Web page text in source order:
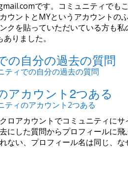
です。コミュニティでも
ウントとMYというアカウントの
クを貼っていただいている方も
りました。
の自分の過去の質問
ティでの自分の過去の質問
アカウント2つある
ティのアカウント2つある
ロアカウントでコミュニティに
にした質問からプロフィールに
ない、プロフィール名は同じ、な